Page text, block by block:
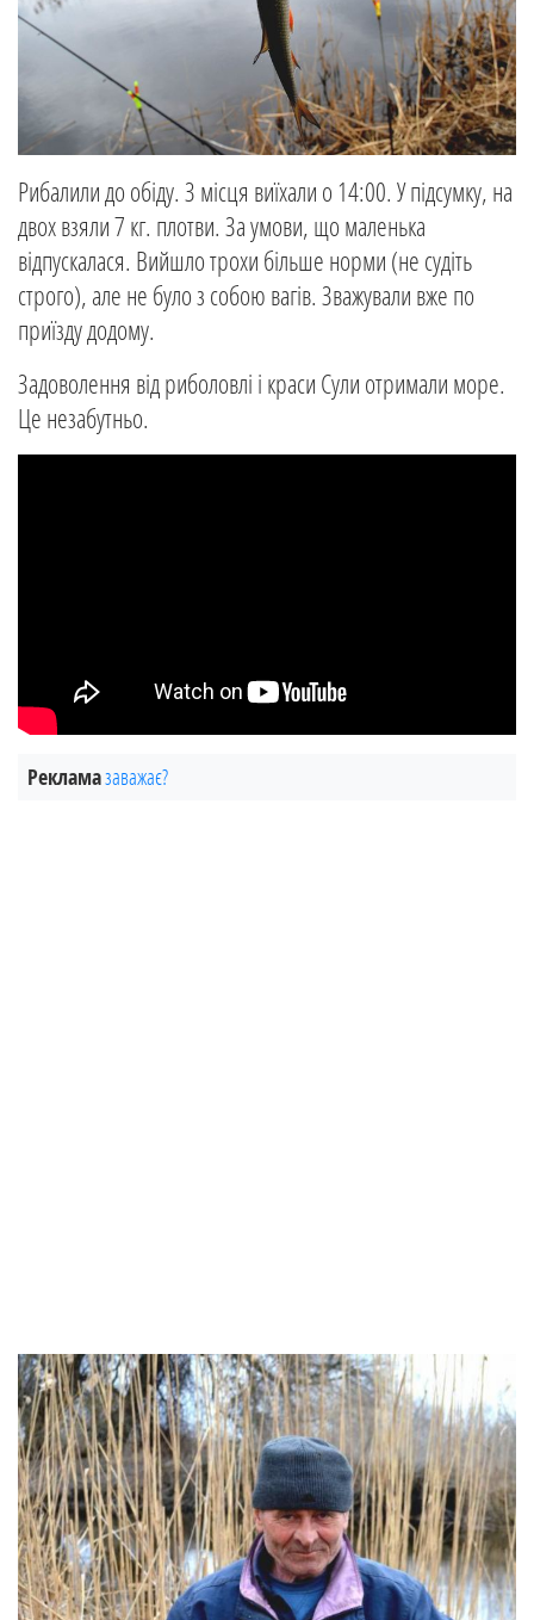
Рибалили до обіду. З місця виїхали о 14:00. У підсумку, на
двох взяли 7 кг. плотви. За умови, що маленька
відпускалася. Вийшло трохи більше норми (не судіть
строго), але не було з собою вагів. Зважували вже по
приїзду додому.
Задоволення від риболовлі і краси Сули отримали море.
Це незабутньо.
Рекламазаважає?